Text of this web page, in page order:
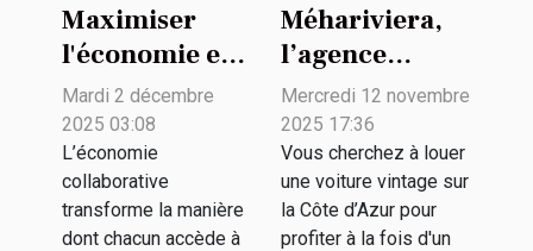
Maximiser
l'économie en
louant des
véhicules
entre
particuliers
Mardi 2 décembre
2025 03:08
L’économie
collaborative
transforme la manière
dont chacun accède à
Méhariviera,
l’agence
spécialisée
dans la
location de
voitures
vintage
Mercredi 12 novembre
2025 17:36
Vous cherchez à louer
une voiture vintage sur
la Côte d’Azur pour
profiter à la fois d'un